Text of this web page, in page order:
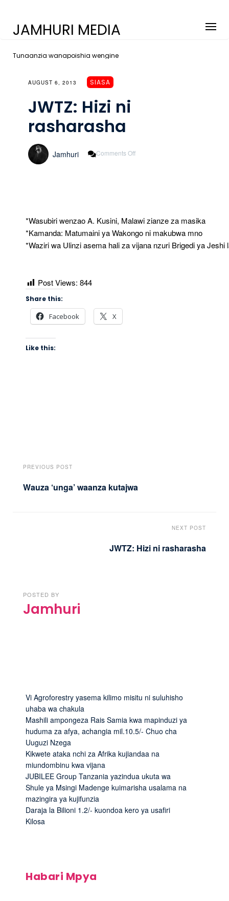
JAMHURI MEDIA
Tunaanzia wanapoishia wengine
AUGUST 6, 2013 SIASA
JWTZ: Hizi ni
rasharasha
Jamhuri Comments Off
*Wasubiri wenzao A. Kusini, Malawi zianze za masika
*Kamanda: Matumaini ya Wakongo ni makubwa mno
*Waziri wa Ulinzi asema hali za vijana nzuri Brigedi ya
Post Views: 844
Share this:
Facebook X
Like this:
PREVIOUS POST
Wauza ‘unga’ waanza kutajwa
NEXT POST
JWTZ: Hizi ni rasharasha
POSTED BY
Jamhuri
Vi Agroforestry yasema kilimo misitu ni suluhisho
uhaba wa chakula
Mashili ampongeza Rais Samia kwa mapinduzi ya
huduma za afya, achangia mil.10.5/- Chuo cha
Uuguzi Nzega
Kikwete ataka nchi za Afrika kujiandaa na
miundombinu kwa vijana
JUBILEE Group Tanzania yazindua ukuta wa
Shule ya Msingi Madenge kuimarisha usalama na
mazingira ya kujifunzia
Daraja la Bilioni 1.2/- kuondoa kero ya usafiri
Kilosa
Habari Mpya